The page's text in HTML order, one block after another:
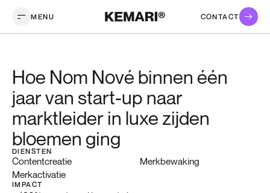
MENU CONTACT
Hoe Nom Nové binnen één
jaar van start-up naar
marktleider in luxe zijden
bloemen ging
DIENSTEN
Contentcreatie
Merkactivatie
Merkbewaking
IMPACT